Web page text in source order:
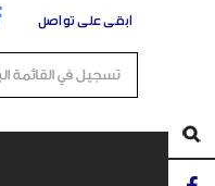
ابقى على تواصل